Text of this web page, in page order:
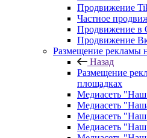
Продвижение
Частное
Продвижение в
Продвижение
Размещение рекламы
Назад
Размещение
площадках
Медиасеть
Медиасеть
Медиасеть
Медиасеть